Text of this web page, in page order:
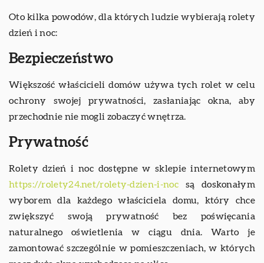
Oto kilka powodów, dla których ludzie wybierają rolety
dzień i noc:
Bezpieczeństwo
Większość właścicieli domów używa tych rolet w celu
ochrony swojej prywatności, zasłaniając okna, aby
przechodnie nie mogli zobaczyć wnętrza.
Prywatność
Rolety dzień i noc dostępne w sklepie internetowym
https://rolety24.net/rolety-dzien-i-noc są doskonałym
wyborem dla każdego właściciela domu, który chce
zwiększyć swoją prywatność bez poświęcania
naturalnego oświetlenia w ciągu dnia. Warto je
zamontować szczególnie w pomieszczeniach, w których